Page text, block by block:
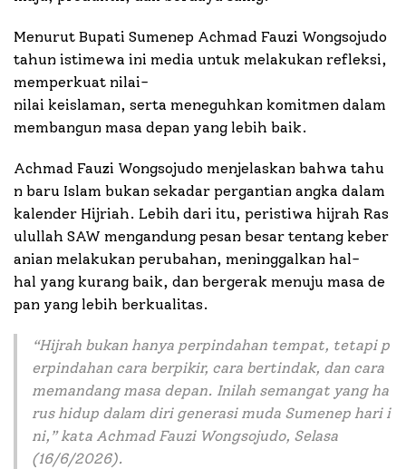
Menurut Bupati Sumenep Achmad Fauzi Wongsojudo
tahun istimewa ini media untuk melakukan refleksi,
memperkuat nilai-
nilai keislaman, serta meneguhkan komitmen dalam
membangun masa depan yang lebih baik.
Achmad Fauzi Wongsojudo menjelaskan bahwa tahu
n baru Islam bukan sekadar pergantian angka dalam
kalender Hijriah. Lebih dari itu, peristiwa hijrah Ras
ulullah SAW mengandung pesan besar tentang keber
anian melakukan perubahan, meninggalkan hal-
hal yang kurang baik, dan bergerak menuju masa de
pan yang lebih berkualitas.
“Hijrah bukan hanya perpindahan tempat, tetapi p
erpindahan cara berpikir, cara bertindak, dan cara
memandang masa depan. Inilah semangat yang ha
rus hidup dalam diri generasi muda Sumenep hari i
ni,” kata Achmad Fauzi Wongsojudo, Selasa
(16/6/2026).